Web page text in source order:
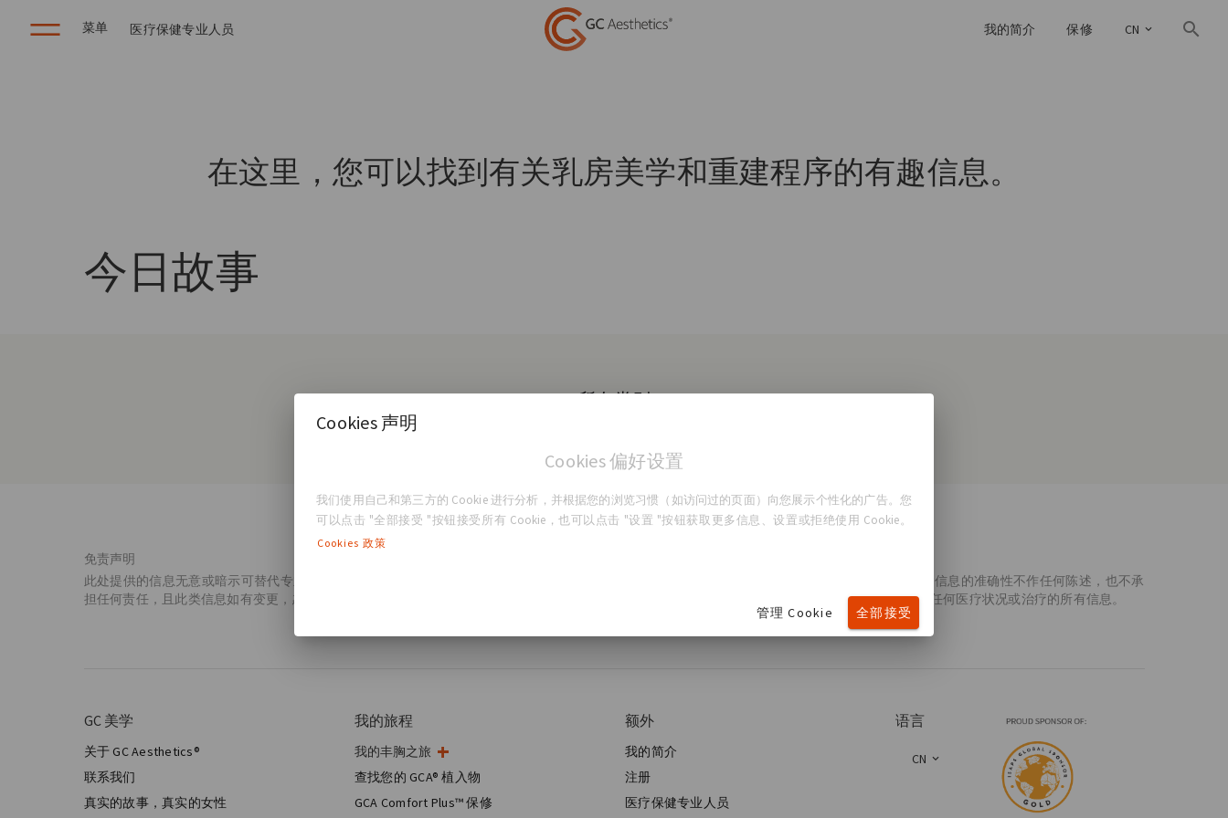
菜单 医疗保健专业人员 我的简介 保修 CN
在这里，您可以找到有关乳房美学和重建程序的有趣信息。
今日故事
所有类别
免责声明
此处提供的信息无意或暗示可替代专业医疗建议、诊断或治疗。本网站包含或提供的所有内容和信息仅供一般参考之用。GC Aesthetics® 对此处所含信息的准确性不作任何陈述，也不承
担任何责任，且此类信息如有变更，恕不另行通知。我们建议您与其他来源确认从本内容或通过本内容获得的任何信息，并与您的医生一起审查有关任何医疗状况或治疗的所有信息。
GC 美学
关于 GC Aesthetics®
联系我们
真实的故事，真实的女性
我的旅程
我的丰胸之旅
我的手术
美学乳房手术
全乳房重建
查找您的 GCA® 植入物
GCA Comfort Plus™ 保修
额外
我的简介
注册
医疗保健专业人员
语言
CN
Cookies 声明
Cookies 偏好设置
我们使用自己和第三方的 Cookie 进行分析，并根据您的浏览习惯（如访问过的页面）向您展示个性化的广告。您
可以点击 "全部接受 "按钮接受所有 Cookie，也可以点击 "设置 "按钮获取更多信息、设置或拒绝使用 Cookie。
Cookies 政策
管理 Cookie 全部接受